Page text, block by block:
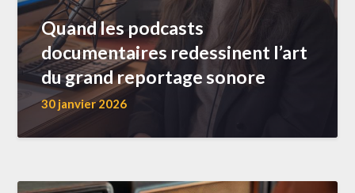
Quand les podcasts
documentaires redessinent l’art
du grand reportage sonore
30 janvier 2026